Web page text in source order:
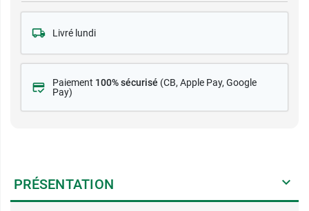
Livré lundi
Paiement 100% sécurisé (CB, Apple Pay, Google
Pay)
PRÉSENTATION